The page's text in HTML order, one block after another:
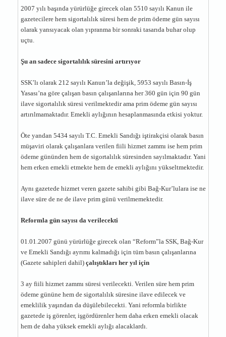
2007 yılı başında yürürlüğe girecek olan 5510 sayılı Kanun ile
gazetecilere hem sigortalılık süresi hem de prim ödeme gün sayısı
olarak yansıyacak olan yıpranma bir sonraki tasarıda buhar olup
uçtu.
Şu an sadece sigortalılık süresini artırıyor
SSK’lı olarak 212 sayılı Kanun’la değişik, 5953 sayılı Basın-İş
Yasası’na göre çalışan basın çalışanlarına her 360 gün için 90 gün
ilave sigortalılık süresi verilmektedir ama prim ödeme gün sayısı
artırılmamaktadır. Emekli aylığının hesaplanmasında etkisi yoktur.
Öte yandan 5434 sayılı T.C. Emekli Sandığı iştirakçisi olarak basın
müşaviri olarak çalışanlara verilen fiili hizmet zammı ise hem prim
ödeme gününden hem de sigortalılık süresinden sayılmaktadır. Yani
hem erken emekli etmekte hem de emekli aylığını yükseltmektedir.
Aynı gazetede hizmet veren gazete sahibi gibi Bağ-Kur’lulara ise ne
ilave süre de ne de ilave prim günü verilmemektedir.
Reformla gün sayısı da verilecekti
01.01.2007 günü yürürlüğe girecek olan “Reform”la SSK, Bağ-Kur
ve Emekli Sandığı ayrımı kalmadığı için tüm basın çalışanlarına
(Gazete sahipleri dahil) çalıştıkları her yıl için
3 ay fiili hizmet zammı süresi verilecekti. Verilen süre hem prim
ödeme gününe hem de sigortalılık süresine ilave edilecek ve
emeklilik yaşından da düşülebilecekti. Yani reformla birlikte
gazetede iş görenler, işgördürenler hem daha erken emekli olacak
hem de daha yüksek emekli aylığı alacaklardı.